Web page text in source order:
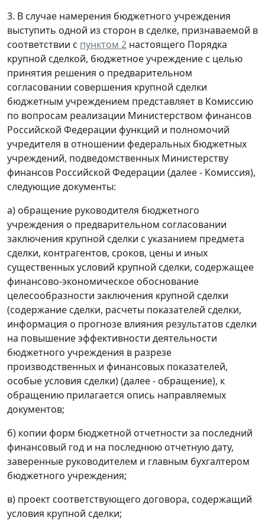
3. В случае намерения бюджетного учреждения
выступить одной из сторон в сделке, признаваемой в
соответствии с пунктом 2 настоящего Порядка
крупной сделкой, бюджетное учреждение с целью
принятия решения о предварительном
согласовании совершения крупной сделки
бюджетным учреждением представляет в Комиссию
по вопросам реализации Министерством финансов
Российской Федерации функций и полномочий
учредителя в отношении федеральных бюджетных
учреждений, подведомственных Министерству
финансов Российской Федерации (далее - Комиссия),
следующие документы:
а) обращение руководителя бюджетного
учреждения о предварительном согласовании
заключения крупной сделки с указанием предмета
сделки, контрагентов, сроков, цены и иных
существенных условий крупной сделки, содержащее
финансово-экономическое обоснование
целесообразности заключения крупной сделки
(содержание сделки, расчеты показателей сделки,
информация о прогнозе влияния результатов сделки
на повышение эффективности деятельности
бюджетного учреждения в разрезе
производственных и финансовых показателей,
особые условия сделки) (далее - обращение), к
обращению прилагается опись направляемых
документов;
б) копии форм бюджетной отчетности за последний
финансовый год и на последнюю отчетную дату,
заверенные руководителем и главным бухгалтером
бюджетного учреждения;
в) проект соответствующего договора, содержащий
условия крупной сделки;